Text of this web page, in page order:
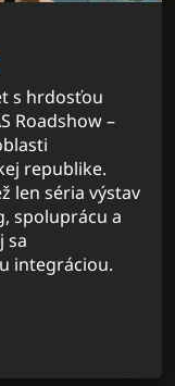
s hrdosťou
Roadshow –
republike.
len séria výstav
spoluprácu a
sa
integráciou.